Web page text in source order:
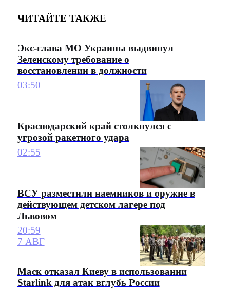
ЧИТАЙТЕ ТАКЖЕ
Экс-глава МО Украины выдвинул
Зеленскому требование о
восстановлении в должности
03:50
Краснодарский край столкнулся с
угрозой ракетного удара
02:55
ВСУ разместили наемников и оружие в
действующем детском лагере под
Львовом
20:59
7 АВГ
Маск отказал Киеву в использовании
Starlink для атак вглубь России